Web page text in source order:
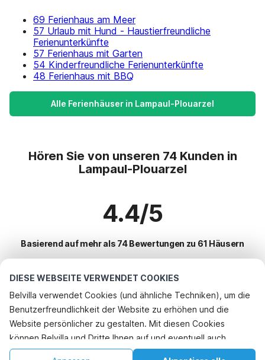
DIESE WEBSEITE VERWENDET COOKIES
Belvilla verwendet Cookies (und ähnliche Techniken), um die
Benutzerfreundlichkeit der Website zu erhöhen und die
Website persönlicher zu gestalten. Mit diesen Cookies
können Belvilla und Dritte Ihnen auf und eventuell auch
außerhalb unserer Website folgen, um Werbung Ihren
69 Ferienhaus am Meer
57 Urlaub mit Hund - Haustierfreundliche
Ferienunterkünfte
57 Ferienhaus mit Garten
54 Kinderfreundliche Ferienunterkünfte
48 Ferienhaus mit BBQ
Alle Ferienhäuser in Lampaul-Plouarzel
Hören Sie von unseren 74 Kunden in
Lampaul-Plouarzel
4.4/5
Basierend auf mehr als 74 Bewertungen zu 61 Häusern
Beliebteste Reiseziele für Urlaub
Top-Städte mit Top-Annehmlichkeiten für den Urlaub
Ferienhaus am Meer hanvec
Ferienhaus am Meer plouneventer
Beliebte Ausstattungen für Urlaub in Lampaul-plouarzel
Ferienhaus am Meer